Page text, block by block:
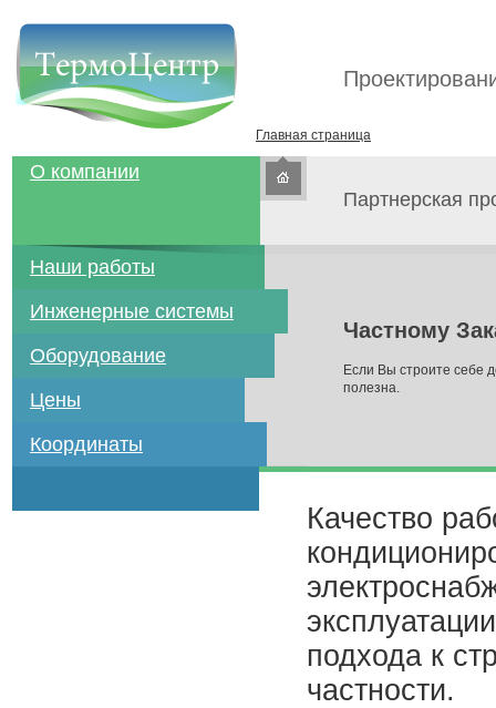
Главная страница
О компании
Наши работы
Инженерные системы
Оборудование
Цены
Координаты
Партнерская
Частному
Если Вы строите себе
полезна.
Качество
подхода к
частности.